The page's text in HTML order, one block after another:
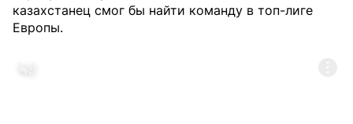
казахстанец смог бы найти команду в топ-лиге
Европы.